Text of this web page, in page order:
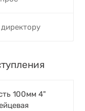
100мм 4"